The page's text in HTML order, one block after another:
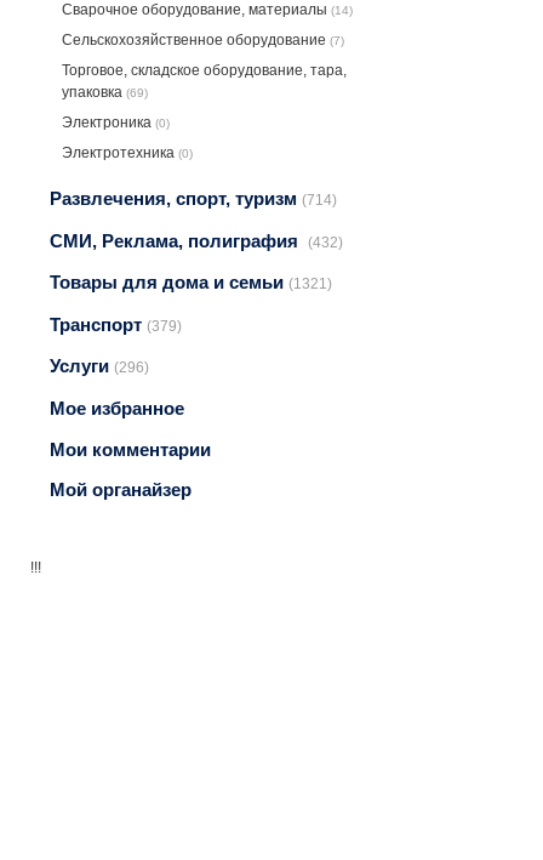
Сварочное оборудование, материалы (14)
Сельскохозяйственное оборудование (7)
Торговое, складское оборудование, тара,
упаковка (69)
Электроника (0)
Электротехника (0)
Развлечения, спорт, туризм (714)
СМИ, Реклама, полиграфия (432)
Товары для дома и семьи (1321)
Транспорт (379)
Услуги (296)
Мое избранное
Мои комментарии
Мой органайзер
!!!